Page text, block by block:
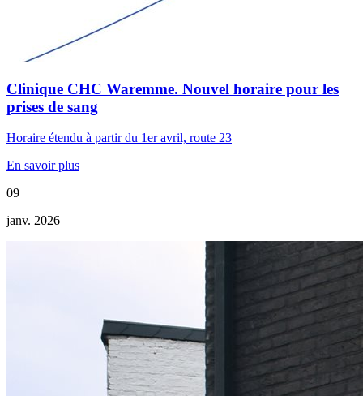
Clinique CHC Waremme. Nouvel horaire pour les
prises de sang
Horaire étendu à partir du 1er avril, route 23
En savoir plus
09
janv. 2026